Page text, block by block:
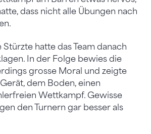
dass nicht alle Übungen nach
hatte das Team danach
In der Folge bewies die
grosse Moral und zeigte
dem Boden, einen
Wettkampf. Gewisse
den Turnern gar besser als